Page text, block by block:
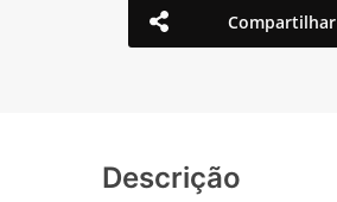
Compartilhar
Descrição